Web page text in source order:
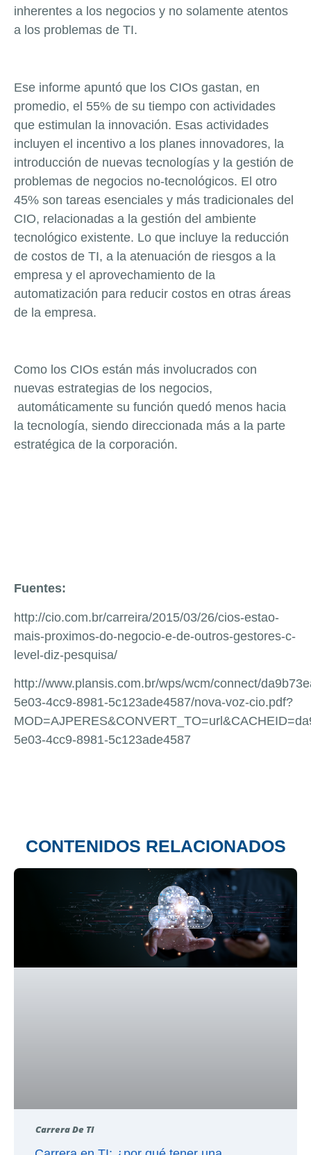
inherentes a los negocios y no solamente atentos
a los problemas de TI.
Ese informe apuntó que los CIOs gastan, en
promedio, el 55% de su tiempo con actividades
que estimulan la innovación. Esas actividades
incluyen el incentivo a los planes innovadores, la
introducción de nuevas tecnologías y la gestión de
problemas de negocios no-tecnológicos. El otro
45% son tareas esenciales y más tradicionales del
CIO, relacionadas a la gestión del ambiente
tecnológico existente. Lo que incluye la reducción
de costos de TI, a la atenuación de riesgos a la
empresa y el aprovechamiento de la
automatización para reducir costos en otras áreas
de la empresa.
Como los CIOs están más involucrados con
nuevas estrategias de los negocios,
automáticamente su función quedó menos hacia
la tecnología, siendo direccionada más a la parte
estratégica de la corporación.
Fuentes:
http://cio.com.br/carreira/2015/03/26/cios-estao-
mais-proximos-do-negocio-e-de-outros-gestores-c-
level-diz-pesquisa/
http://www.plansis.com.br/wps/wcm/connect/
5e03-4cc9-8981-5c123ade4587/nova-voz-cio.pdf?
5e03-4cc9-8981-5c123ade4587
CONTENIDOS RELACIONADOS
Carrera De TI